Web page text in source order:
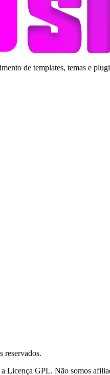
de templates, temas e
reservados.
Licença GPL. Não somos